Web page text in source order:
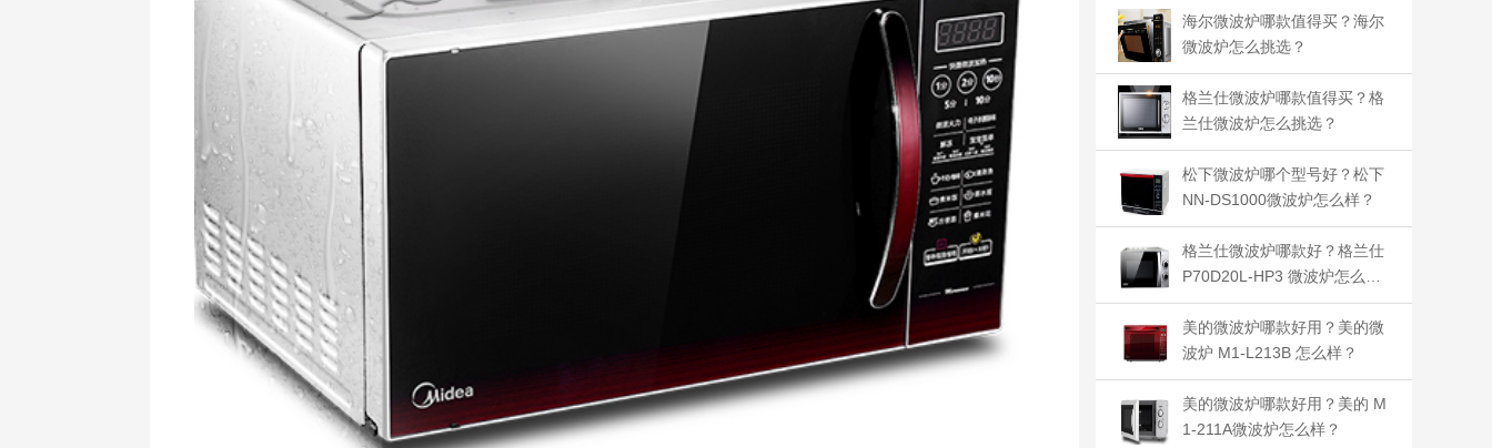
海尔微波炉哪款值得买？海尔
微波炉怎么挑选？
格兰仕微波炉哪款值得买？格
兰仕微波炉怎么挑选？
松下微波炉哪个型号好？松下
NN-DS1000微波炉怎么样？
格兰仕微波炉哪款好？格兰仕
P70D20L-HP3 微波炉怎么
样？
美的微波炉哪款好用？美的微
波炉 M1-L213B 怎么样？
美的微波炉哪款好用？美的 M
1-211A微波炉怎么样？